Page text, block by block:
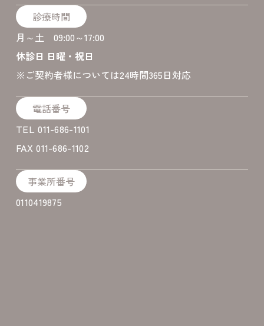
診療時間
月～土 09:00～17:00
休診日 日曜・祝日
​※ご契約者様については24時間365日対応
電話番号
TEL 011-686-1101
FAX 011-686-1102
事業所番号
0110419875